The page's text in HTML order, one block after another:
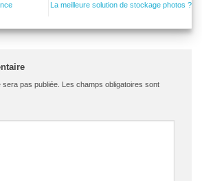
La meilleure solution de stockage photos ?
pas publiée. Les champs obligatoires sont